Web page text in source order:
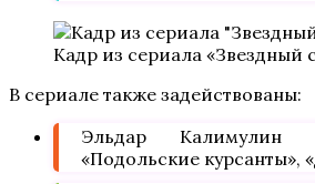
Кадр из сериала «Звездный
В сериале также задействованы:
Эльдар Калимулин
«Подольские курсанты»,